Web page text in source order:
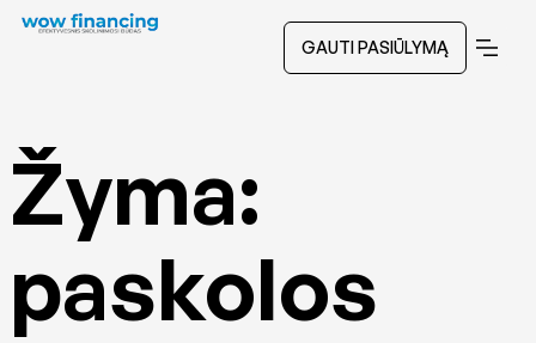
GAUTI PASIŪLYMĄ
Žyma:
paskolos